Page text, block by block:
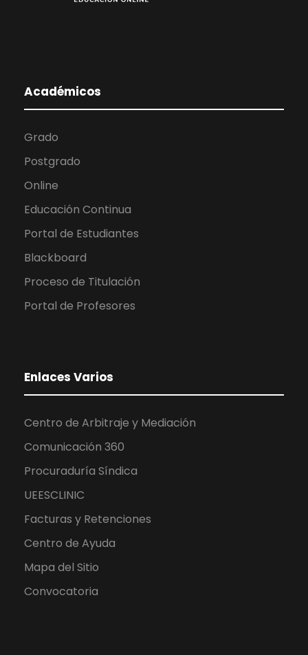
Académicos
Grado
Postgrado
Online
Educación Continua
Portal de Estudiantes
Blackboard
Proceso de Titulación
Portal de Profesores
Enlaces Varios
Centro de Arbitraje y Mediación
Comunicación 360
Procuraduría Síndica
UEESCLINIC
Facturas y Retenciones
Centro de Ayuda
Mapa del Sitio
Convocatoria